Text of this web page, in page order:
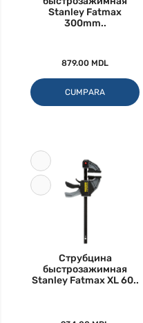
Stanley Fatmax
300mm..
879.00 MDL
CUMPARA
Струбцина
быстрозажимная
Stanley Fatmax XL 60..